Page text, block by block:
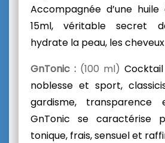
Accompagnée d’une huile
15ml, véritable secret
hydrate la peau, les
GnTonic : (100 ml)
noblesse et sport,
gardisme, transparence
GnTonic se caractérise
tonique, frais, sensuel et